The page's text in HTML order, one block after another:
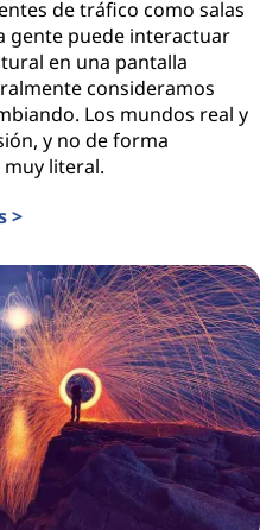
de tráfico como salas
gente puede interactuar
en una pantalla
consideramos
Los mundos real y
y no de forma
literal.
>